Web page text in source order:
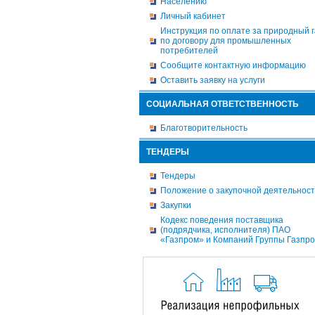
Личный кабинет
Инструкция по оплате за природный
по договору для промышленных
потребителей
Сообщите контактную информацию
Оставить заявку на услуги
СОЦИАЛЬНАЯ ОТВЕТСТВЕННОСТЬ
Благотворительность
ТЕНДЕРЫ
Тендеры
Положение о закупочной
Закупки
Кодекс поведения поставщика
(подрядчика, исполнителя) ПАО
«Газпром» и Компаний Группы